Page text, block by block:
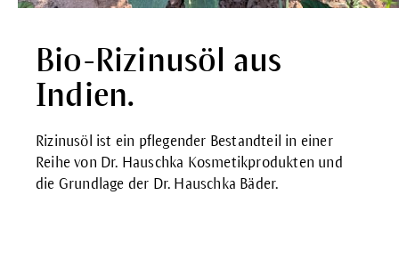
Bio-Rizinusöl aus
Indien.
Rizinusöl ist ein pflegender Bestandteil in einer
Reihe von Dr. Hauschka Kosmetikprodukten und
die Grundlage der Dr. Hauschka Bäder.